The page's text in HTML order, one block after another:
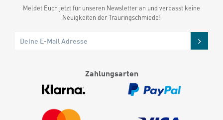
Meldet Euch jetzt für unseren Newsletter an und verpasst keine
Neuigkeiten der Trauringschmiede!
Zahlungsarten